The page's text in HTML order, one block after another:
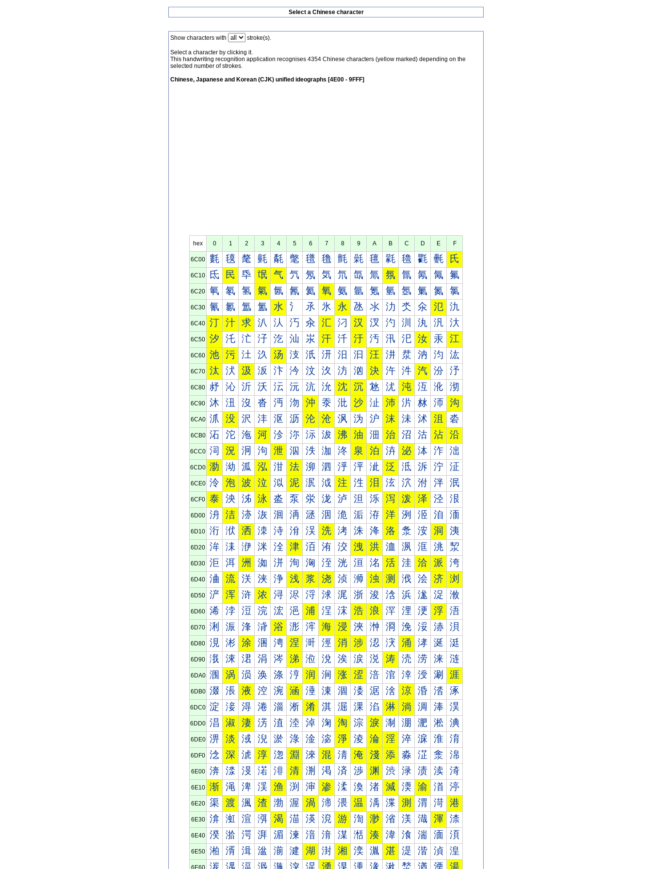
Select a Chinese character
Show characters with stroke(s).
Select a character by clicking it.
This handwriting recognition application recognises 4354 Chinese characters (yellow marked) depending on the
selected number of strokes.
Chinese, Japanese and Korean (CJK) unified ideographs [4E00 - 9FFF]
hex 0 1 2 3 4 5 6 7 8 9 A B C D E F
6C00 氀 氁 氂 氃 氄 氅 氆 氇 氈 氉 氊 氋 氌 氍 氎 氏
6C10 氐 民 氒 氓 气 氕 氖 気 氘 氙 氚 氛 氜 氝 氞 氟
6C20 氠 氡 氢 氣 氤 氥 氦 氧 氨 氩 氪 氫 氬 氭 氮 氯
6C30 氰 氱 氲 氳 水 氵 氶 氷 永 氹 氺 氻 氼 氽 氾 氿
6C40 汀 汁 求 汃 汄 汅 汆 汇 汈 汉 汊 汋 汌 汍 汎 汏
6C50 汐 汑 汒 汓 汔 汕 汖 汗 汘 汙 汚 汛 汜 汝 汞 江
6C60 池 污 汢 汣 汤 汥 汦 汧 汨 汩 汪 汫 汬 汭 汮 汯
6C70 汰 汱 汲 汳 汴 汵 汶 汷 汸 汹 決 汻 汼 汽 汾 汿
6C80 沀 沁 沂 沃 沄 沅 沆 沇 沈 沉 沊 沋 沌 沍 沎 沏
6C90 沐 沑 沒 沓 沔 沕 沖 沗 沘 沙 沚 沛 沜 沝 沞 沟
6CA0 沠 没 沢 沣 沤 沥 沦 沧 沨 沩 沪 沫 沬 沭 沮 沯
6CB0 沰 沱 沲 河 沴 沵 沶 沷 沸 油 沺 治 沼 沽 沾 沿
6CC0 泀 況 泂 泃 泄 泅 泆 泇 泈 泉 泊 泋 泌 泍 泎 泏
6CD0 泐 泑 泒 泓 泔 法 泖 泗 泘 泙 泚 泛 泜 泝 泞 泟
6CE0 泠 泡 波 泣 泤 泥 泦 泧 注 泩 泪 泫 泬 泭 泮 泯
6CF0 泰 泱 泲 泳 泴 泵 泶 泷 泸 泹 泺 泻 泼 泽 泾 泿
6D00 洀 洁 洂 洃 洄 洅 洆 洇 洈 洉 洊 洋 洌 洍 洎 洏
6D10 洐 洑 洒 洓 洔 洕 洖 洗 洘 洙 洚 洛 洜 洝 洞 洟
6D20 洠 洡 洢 洣 洤 津 洦 洧 洨 洩 洪 洫 洬 洭 洮 洯
6D30 洰 洱 洲 洳 洴 洵 洶 洷 洸 洹 洺 活 洼 洽 派 洿
6D40 浀 流 浂 浃 浄 浅 浆 浇 浈 浉 浊 测 浌 浍 济 浏
6D50 浐 浑 浒 浓 浔 浕 浖 浗 浘 浙 浚 浛 浜 浝 浞 浟
6D60 浠 浡 浢 浣 浤 浥 浦 浧 浨 浩 浪 浫 浬 浭 浮 浯
6D70 浰 浱 浲 浳 浴 浵 浶 海 浸 浹 浺 浻 浼 浽 浾 浿
6D80 涀 涁 涂 涃 涄 涅 涆 涇 消 涉 涊 涋 涌 涍 涎 涏
6D90 涐 涑 涒 涓 涔 涕 涖 涗 涘 涙 涚 涛 涜 涝 涞 涟
6DA0 涠 涡 涢 涣 涤 涥 润 涧 涨 涩 涪 涫 涬 涭 涮 涯
6DB0 涰 涱 液 涳 涴 涵 涶 涷 涸 涹 涺 涻 涼 涽 涾 涿
6DC0 淀 淁 淂 淃 淄 淅 淆 淇 淈 淉 淊 淋 淌 淍 淎 淏
6DD0 淐 淑 淒 淓 淔 淕 淖 淗 淘 淙 淚 淛 淜 淝 淞 淟
6DE0 淠 淡 淢 淣 淤 淥 淦 淧 淨 淩 淪 淫 淬 淭 淮 淯
6DF0 淰 深 淲 淳 淴 淵 淶 混 淸 淹 淺 添 淼 淽 淾 淿
6E00 渀 渁 渂 渃 渄 清 渆 渇 済 渉 渊 渋 渌 渍 渎 渏
6E10 渐 渑 渒 渓 渔 渕 渖 渗 渘 渙 渚 減 渜 渝 渞 渟
6E20 渠 渡 渢 渣 渤 渥 渦 渧 渨 温 渪 渫 測 渭 渮 港
6E30 渰 渱 渲 渳 渴 渵 渶 渷 游 渹 渺 渻 渼 渽 渾 渿
6E40 湀 湁 湂 湃 湄 湅 湆 湇 湈 湉 湊 湋 湌 湍 湎 湏
6E50 湐 湑 湒 湓 湔 湕 湖 湗 湘 湙 湚 湛 湜 湝 湞 湟
6E60 湠 湡 湢 湣 湤 湥 湦 湧 湨 湩 湪 湫 湬 湭 湮 湯